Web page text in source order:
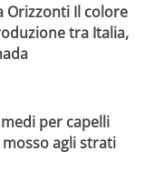
Orizzonti Il colore
tra Italia,
per capelli
agli strati